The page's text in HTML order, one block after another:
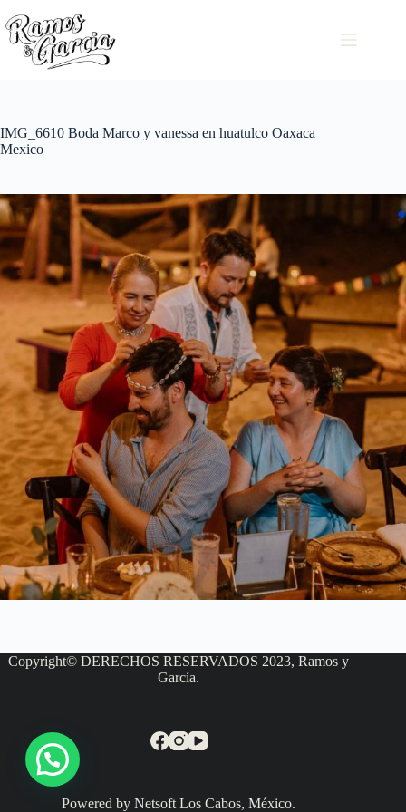
IMG_6610 Boda Marco y vanessa en huatulco Oaxaca
Mexico
Copyright© DERECHOS RESERVADOS 2023, Ramos y
García.
Powered by Netsoft Los Cabos, México.